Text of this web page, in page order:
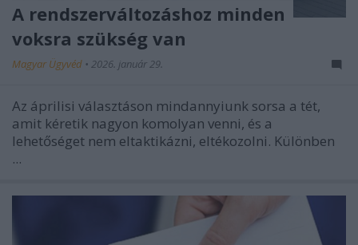
A rendszerváltozáshoz minden
voksra szükség van
Magyar Ügyvéd • 2026. január 29.
Az áprilisi választáson mindannyiunk sorsa a tét,
amit kéretik nagyon komolyan venni, és a
lehetőséget nem eltaktikázni, eltékozolni. Különben
...